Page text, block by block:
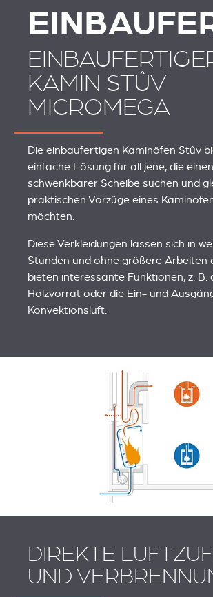
KAMIN STÛV
MICROMEGA
Die einbaufertigen Kaminöfen Stûv
einfache Lösung für all jene, die
schwenkbarer Scheibe suchen und
praktischen Vorzüge eines
möchten.
Diese Verkleidungen lassen sich in
Stunden und ohne größere Arbeiten
bieten interessante Funktionen, z. B.
Holzvorrat oder die Ein- und
Konvektionsluft.
DIREKTE
UND